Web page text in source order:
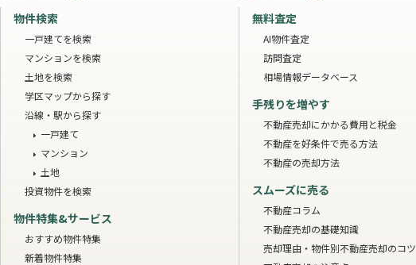
物件検索
一戸建てを検索
マンションを検索
土地を検索
学区マップから探す
沿線・駅から探す
一戸建て
マンション
土地
投資物件を検索
物件特集&サービス
おすすめ物件特集
新着物件特集
無料査定
AI物件査定
訪問査定
相場情報データベース
手残りを増やす
不動産売却にかかる費用と税金
不動産を好条件で売る方法
不動産の売却方法
スムーズに売る
不動産コラム
不動産売却の基礎知識
売却理由・物件別不動産売却のコツ